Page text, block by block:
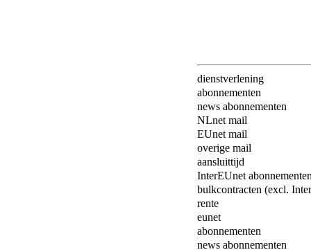
dienstverlening
abonnementen
news abonnementen
NLnet mail
EUnet mail
overige mail
aansluittijd
InterEUnet
bulkcontracten (excl.
rente
eunet
abonnementen
news abonnementen